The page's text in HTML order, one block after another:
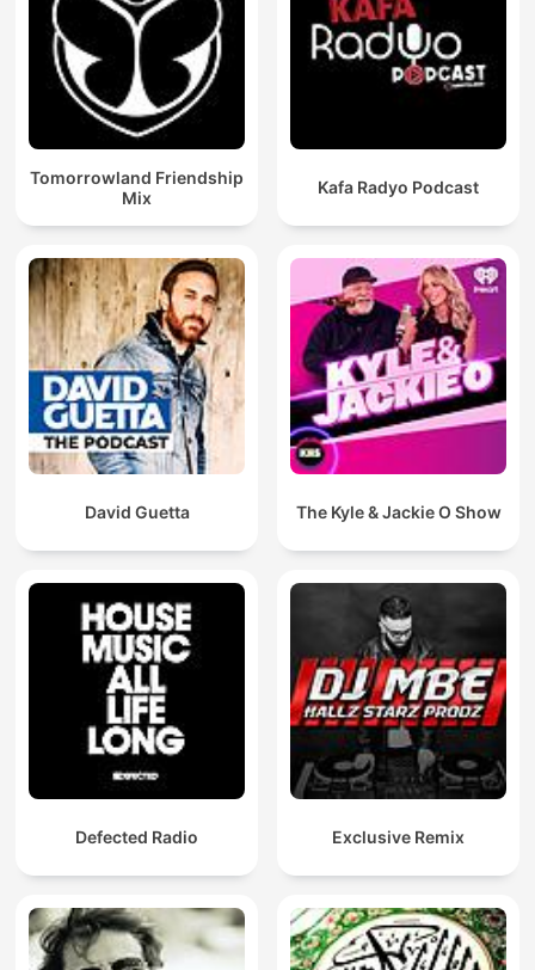
Tomorrowland Friendship
Mix
Kafa Radyo Podcast
David Guetta The Kyle & Jackie O Show
Defected Radio Exclusive Remix